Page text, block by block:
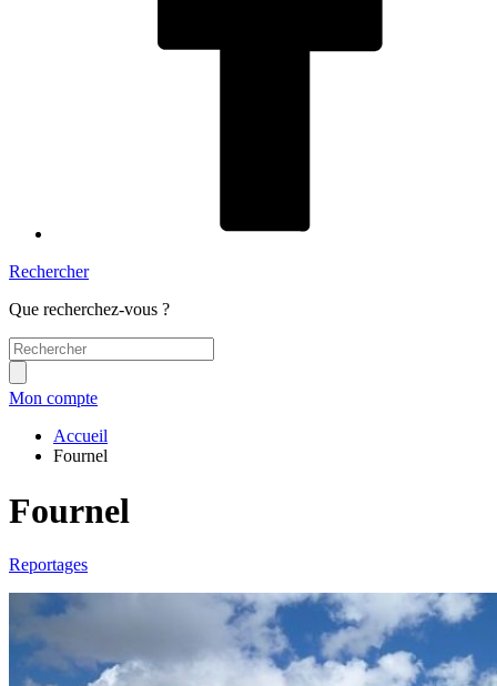
Rechercher
Que recherchez-vous ?
Mon compte
Accueil
Fournel
Fournel
Reportages